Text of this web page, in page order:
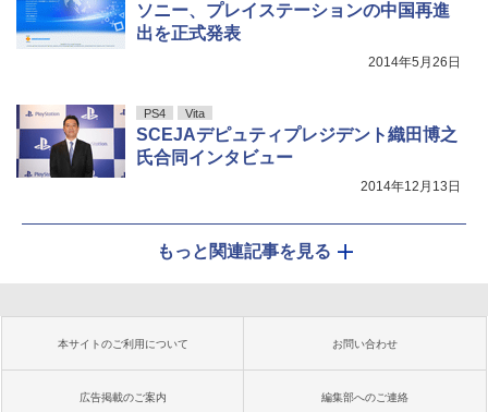
ソニー、プレイステーションの中国再進
出を正式発表
2014年5月26日
PS4 Vita
SCEJAデピュティプレジデント織田博之
氏合同インタビュー
2014年12月13日
もっと関連記事を見る
本サイトのご利用について お問い合わせ
広告掲載のご案内 編集部へのご連絡